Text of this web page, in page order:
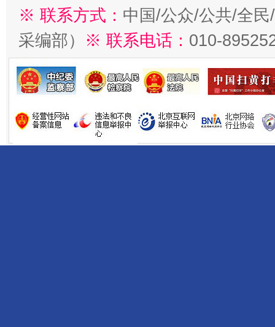
※ 联系方式： 中国/公众/公共/全
采编部） ※ 联系电话： 010-